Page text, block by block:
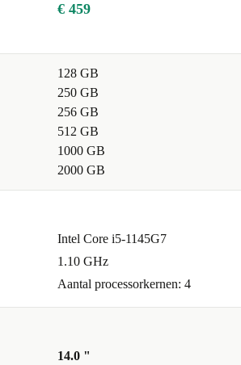
€ 459
128 GB
250 GB
256 GB
512 GB
1000 GB
2000 GB
Intel Core i5-1145G7
1.10 GHz
Aantal processorkernen: 4
14.0 "